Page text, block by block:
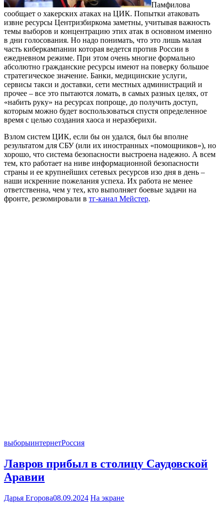
Памфилова
сообщает о хакерских атаках на ЦИК. Попытки атаковать
извне ресурсы Центризбиркома заметны, учитывая важность
темы выборов и концентрацию этих атак в основном именно
в дни голосования. Но надо понимать, что это лишь малая
часть киберкампании которая ведется против России в
ежедневном режиме. При этом очень многие формально
абсолютно гражданские ресурсы имеют на поверку большое
стратегическое значение. Банки, медицинские услуги,
сервисы такси и доставки, сети местных администраций и
прочее – все это пытаются ломать, в самых разных целях, от
«набить руку» на ресурсах попроще, до получить доступ,
которым можно будет воспользоваться спустя определенное
время с целью создания хаоса и неразберихи.
Взлом систем ЦИК, если бы он удался, был бы вполне
результатом для СБУ (или их иностранных «помощников»), но
хорошо, что система безопасности выстроена надежно. А всем
тем, кто работает на ниве информационной безопасности
страны и ее крупнейших сетевых ресурсов изо дня в день –
наши искренние пожелания успеха. Их работа не менее
ответственна, чем у тех, кто выполняет боевые задачи на
фронте, резюмировали в тг-канал Мейстер.
выборыинтернетРоссия
Лавров прибыл в столицу Саудовской
Аравии
Дарья Егорова08.09.2024 На экране